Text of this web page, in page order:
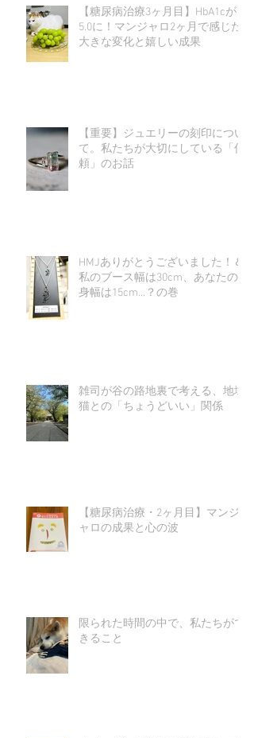
【糖尿病治療3ヶ月目】HbA1cが
5.0に！マンジャロ2ヶ月で感じた
大きな変化と嬉しい成果
【重要】ジュエリーの刻印につい
て。私たちが大切にしている「信
頼」のお話
HMJありがとうございました！＆
私のブース幅は30cm、あなたの
身幅は15cm…？の巻
雑司が谷の路地裏で考える、地域
猫との「ちょうどいい」関係
【糖尿病治療・2ヶ月目】マンジ
ャロの成果と心の波
限られた時間の中で、私たちがで
きること